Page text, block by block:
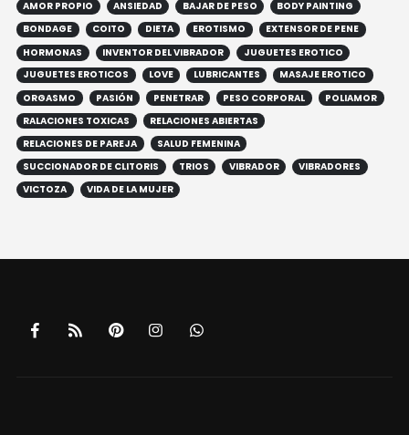
AMOR PROPIO ANSIEDAD BAJAR DE PESO
BODY PAINTING
BONDAGE
COITO DIETA EROTISMO
EXTENSOR DE PENE
HORMONAS
INVENTOR DEL VIBRADOR
JUGUETES EROTICO
JUGUETES EROTICOS
LOVE LUBRICANTES
MASAJE EROTICO
ORGASMO
PASIÓN PENETRAR PESO CORPORAL
POLIAMOR
RALACIONES TOXICAS
RELACIONES ABIERTAS
RELACIONES DE PAREJA
SALUD FEMENINA
SUCCIONADOR DE CLITORIS
TRIOS VIBRADOR
VIBRADORES
VICTOZA
VIDA DE LA MUJER